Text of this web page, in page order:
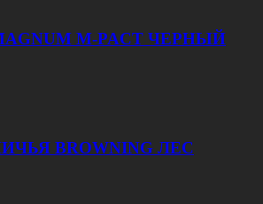
M-PACT ЧЕРНЫЙ
BROWNING ЛЕС